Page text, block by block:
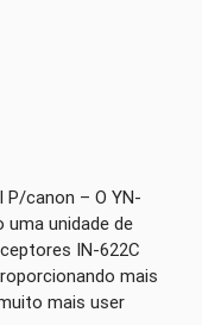
P/canon – O YN-
unidade de
IN-622C
mais
mais user